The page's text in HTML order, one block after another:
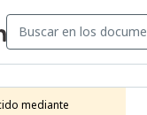
mediante